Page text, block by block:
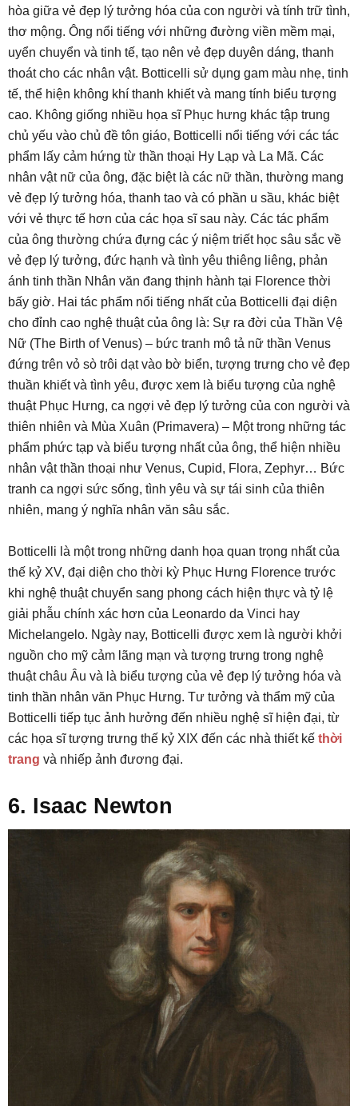
hòa giữa vẻ đẹp lý tưởng hóa của con người và tính trữ tình,
thơ mộng. Ông nổi tiếng với những đường viền mềm mại,
uyển chuyển và tinh tế, tạo nên vẻ đẹp duyên dáng, thanh
thoát cho các nhân vật. Botticelli sử dụng gam màu nhẹ, tinh
tế, thể hiện không khí thanh khiết và mang tính biểu tượng
cao. Không giống nhiều họa sĩ Phục hưng khác tập trung
chủ yếu vào chủ đề tôn giáo, Botticelli nổi tiếng với các tác
phẩm lấy cảm hứng từ thần thoại Hy Lạp và La Mã. Các
nhân vật nữ của ông, đặc biệt là các nữ thần, thường mang
vẻ đẹp lý tưởng hóa, thanh tao và có phần u sầu, khác biệt
với vẻ thực tế hơn của các họa sĩ sau này. Các tác phẩm
của ông thường chứa đựng các ý niệm triết học sâu sắc về
vẻ đẹp lý tưởng, đức hạnh và tình yêu thiêng liêng, phản
ánh tinh thần Nhân văn đang thịnh hành tại Florence thời
bấy giờ. Hai tác phẩm nổi tiếng nhất của Botticelli đại diện
cho đỉnh cao nghệ thuật của ông là: Sự ra đời của Thần Vệ
Nữ (The Birth of Venus) – bức tranh mô tả nữ thần Venus
đứng trên vỏ sò trôi dạt vào bờ biển, tượng trưng cho vẻ đẹp
thuần khiết và tình yêu, được xem là biểu tượng của nghệ
thuật Phục Hưng, ca ngợi vẻ đẹp lý tưởng của con người và
thiên nhiên và Mùa Xuân (Primavera) – Một trong những tác
phẩm phức tạp và biểu tượng nhất của ông, thể hiện nhiều
nhân vật thần thoại như Venus, Cupid, Flora, Zephyr… Bức
tranh ca ngợi sức sống, tình yêu và sự tái sinh của thiên
nhiên, mang ý nghĩa nhân văn sâu sắc.
Botticelli là một trong những danh họa quan trọng nhất của
thế kỷ XV, đại diện cho thời kỳ Phục Hưng Florence trước
khi nghệ thuật chuyển sang phong cách hiện thực và tỷ lệ
giải phẫu chính xác hơn của Leonardo da Vinci hay
Michelangelo. Ngày nay, Botticelli được xem là người khởi
nguồn cho mỹ cảm lãng mạn và tượng trưng trong nghệ
thuật châu Âu và là biểu tượng của vẻ đẹp lý tưởng hóa và
tinh thần nhân văn Phục Hưng. Tư tưởng và thẩm mỹ của
Botticelli tiếp tục ảnh hưởng đến nhiều nghệ sĩ hiện đại, từ
các họa sĩ tượng trưng thế kỷ XIX đến các nhà thiết kế thời
trang và nhiếp ảnh đương đại.
6. Isaac Newton